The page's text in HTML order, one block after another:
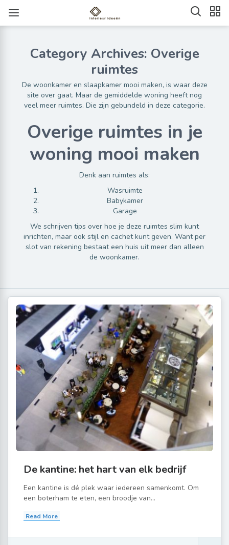
Category Archives: Overige
ruimtes
De woonkamer en slaapkamer mooi maken, is waar deze
site over gaat. Maar de gemiddelde woning heeft nog
veel meer ruimtes. Die zijn gebundeld in deze categorie.
Overige ruimtes in je
woning mooi maken
Denk aan ruimtes als:
Wasruimte
Babykamer
Garage
We schrijven tips over hoe je deze ruimtes slim kunt
inrichten, maar ook stijl en cachet kunt geven. Want per
slot van rekening bestaat een huis uit meer dan alleen
de woonkamer.
De kantine: het hart van elk bedrijf
Een kantine is dé plek waar iedereen samenkomt. Om
een boterham te eten, een broodje van...
Read More